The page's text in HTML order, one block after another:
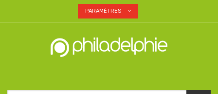
PARAMÈTRES